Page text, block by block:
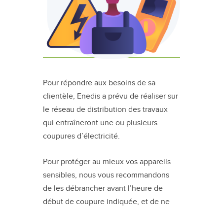
Pour répondre aux besoins de sa
clientèle, Enedis a prévu de réaliser sur
le réseau de distribution des travaux
qui entraîneront une ou plusieurs
coupures d’électricité.
Pour protéger au mieux vos appareils
sensibles, nous vous recommandons
de les débrancher avant l’heure de
début de coupure indiquée, et de ne